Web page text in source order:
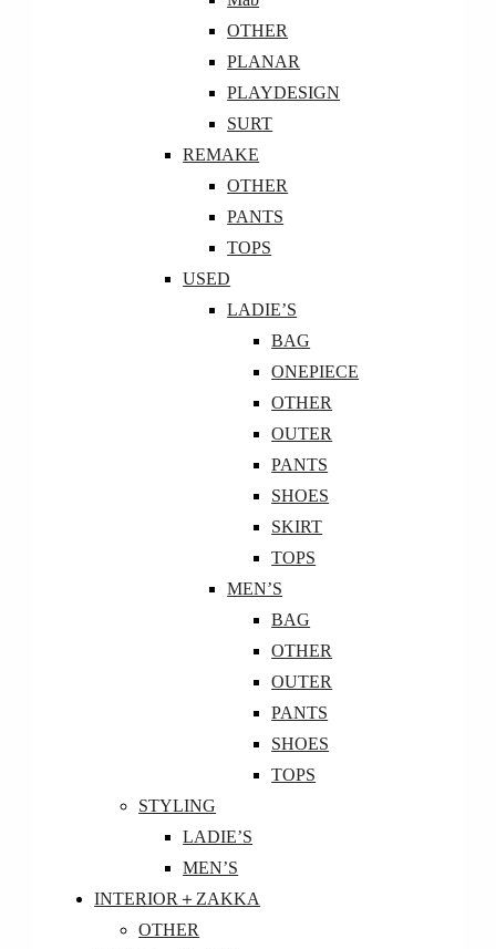
OTHER
PLANAR
PLAYDESIGN
SURT
REMAKE
OTHER
PANTS
TOPS
USED
LADIE’S
BAG
ONEPIECE
OTHER
OUTER
PANTS
SHOES
SKIRT
TOPS
MEN’S
BAG
OTHER
OUTER
PANTS
SHOES
TOPS
STYLING
LADIE’S
MEN’S
INTERIOR＋ZAKKA
OTHER